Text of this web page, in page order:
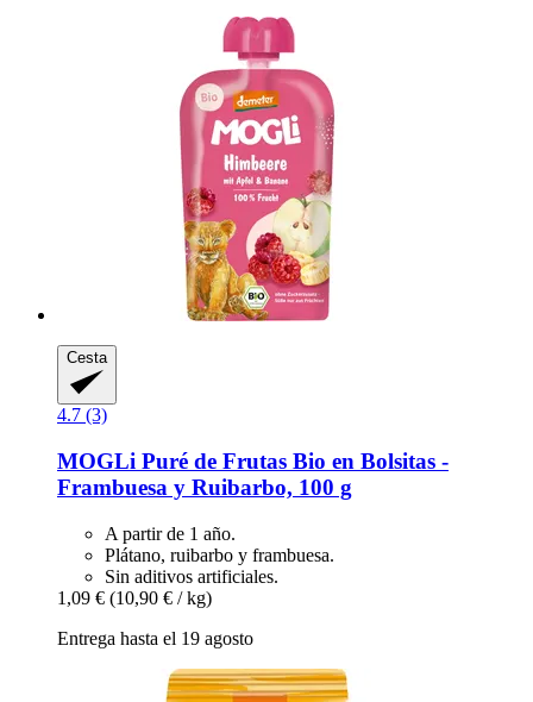
Cesta
4.7 (3)
MOGLi Puré de Frutas Bio en Bolsitas -​
Frambuesa y Ruibarbo, 100 g
A partir de 1 año.
Plátano, ruibarbo y frambuesa.
Sin aditivos artificiales.
1,09 € (10,90 € / kg)
Entrega hasta el 19 agosto